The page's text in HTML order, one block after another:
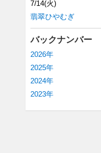
7/14(火)
翡翠ひやむぎ
バックナンバー
2026年
2025年
2024年
2023年